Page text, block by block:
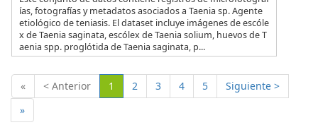
ías, fotografías y metadatos asociados a Taenia sp. Agente
etiológico de teniasis. El dataset incluye imágenes de escóle
x de Taenia saginata, escólex de Taenia solium, huevos de T
aenia spp. proglótida de Taenia saginata, p...
« < Anterior 1 (Actual)
2 3 4 5
Siguiente >
»